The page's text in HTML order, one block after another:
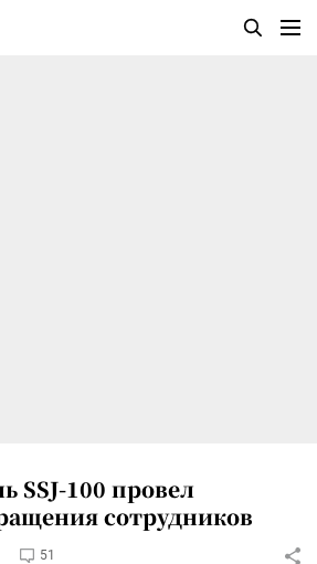
SSJ-100 провел
сотрудников
51